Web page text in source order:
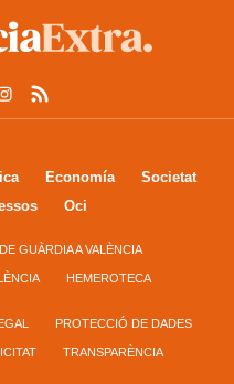
Economía
Societat
Oci
GUÀRDIA A VALÈNCIA
HEMEROTECA
PROTECCIÓ DE DADES
TRANSPARÈNCIA